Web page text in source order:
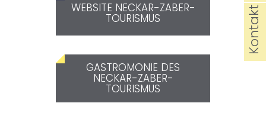
WEBSITE NECKAR-ZABER-
TOURISMUS
GASTROMONIE DES
NECKAR-ZABER-
TOURISMUS
Kontakt